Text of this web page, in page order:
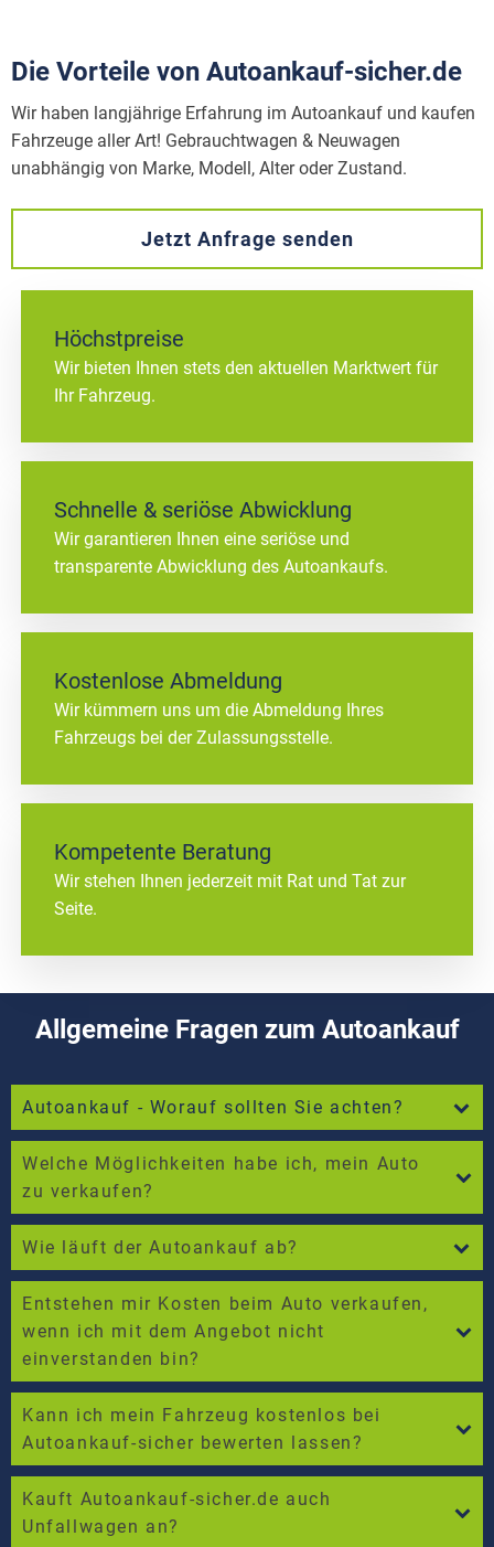
Höchstpreise
Wir bieten Ihnen stets den aktuellen Marktwert für
Ihr Fahrzeug.
Schnelle & seriöse Abwicklung
Wir garantieren Ihnen eine seriöse und
transparente Abwicklung des Autoankaufs.
Kostenlose Abmeldung
Wir kümmern uns um die Abmeldung Ihres
Fahrzeugs bei der Zulassungsstelle.
Kompetente Beratung
Wir stehen Ihnen jederzeit mit Rat und Tat zur
Seite.
Die Vorteile von Autoankauf-sicher.de
Wir haben langjährige Erfahrung im Autoankauf und kaufen
Fahrzeuge aller Art! Gebrauchtwagen & Neuwagen
unabhängig von Marke, Modell, Alter oder Zustand.
Jetzt Anfrage senden
Allgemeine Fragen zum Autoankauf
Autoankauf - Worauf sollten Sie achten?
Welche Möglichkeiten habe ich, mein Auto
zu verkaufen?
Wie läuft der Autoankauf ab?
Entstehen mir Kosten beim Auto verkaufen,
wenn ich mit dem Angebot nicht
einverstanden bin?
Kann ich mein Fahrzeug kostenlos bei
Autoankauf-sicher bewerten lassen?
Kauft Autoankauf-sicher.de auch
Unfallwagen an?